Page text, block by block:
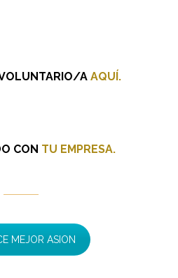
A AQUÍ.
CON TU EMPRESA.
MEJOR ASION